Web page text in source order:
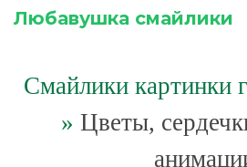
Любавушка смайлики
Смайлики картинки
» Цветы,